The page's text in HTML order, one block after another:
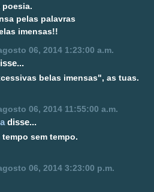
poesia.
pelas palavras
imensas!!
06, 2014 1:23:00 a.m.
belas imensas", as tuas.
06, 2014 11:55:00 a.m.
disse...
sem tempo.
06, 2014 3:23:00 p.m.